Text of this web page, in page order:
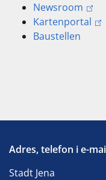
Newsroom
Kartenportal
Baustellen
Adres, telefon i e-
Stadt Jena